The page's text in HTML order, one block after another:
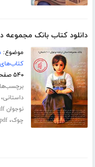
دانلود کتاب بانک مجموعه
موضوع:
۵۴۰ صفحه
داستانی،
نوجوان pdf
چوک،pdf داستان رایگان